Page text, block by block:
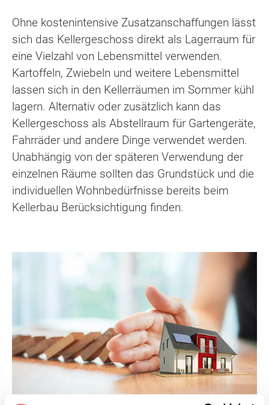
Ohne kostenintensive Zusatzanschaffungen lässt
sich das Kellergeschoss direkt als Lagerraum für
eine Vielzahl von Lebensmittel verwenden.
Kartoffeln, Zwiebeln und weitere Lebensmittel
lassen sich in den Kellerräumen im Sommer kühl
lagern. Alternativ oder zusätzlich kann das
Kellergeschoss als Abstellraum für Gartengeräte,
Fahrräder und andere Dinge verwendet werden.
Unabhängig von der späteren Verwendung der
einzelnen Räume sollten das Grundstück und die
individuellen Wohnbedürfnisse bereits beim
Kellerbau Berücksichtigung finden.